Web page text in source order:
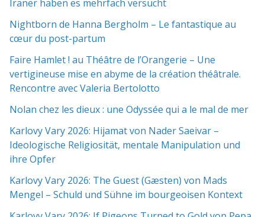
Iraner haben es mehrfach versucht
Nightborn de Hanna Bergholm – Le fantastique au
cœur du post-partum
Faire Hamlet ! au Théâtre de l’Orangerie – Une
vertigineuse mise en abyme de la création théâtrale.
Rencontre avec Valeria Bertolotto
Nolan chez les dieux : une Odyssée qui a le mal de mer
Karlovy Vary 2026: Hijamat von Nader Saeivar​​ –
Ideologische Religiosität, mentale Manipulation und
ihre Opfer
Karlovy Vary 2026: The Guest (Gæsten) von Mads
Mengel – Schuld und Sühne im bourgeoisen Kontext